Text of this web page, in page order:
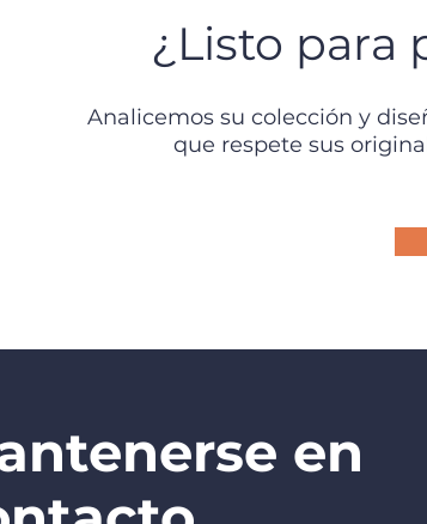
¿Listo para
Analicemos su colección y
que respete sus
en